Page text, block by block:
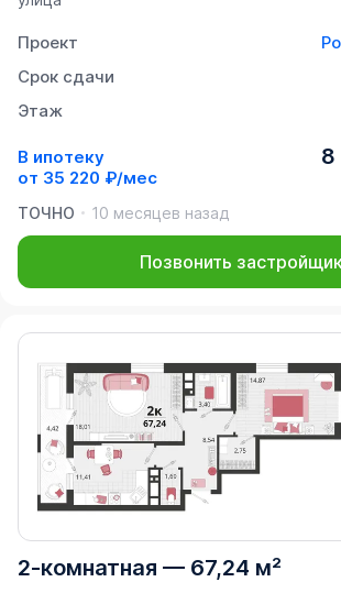
Проект
Срок сдачи
Этаж
В ипотеку
от 35 220 ₽/мес
8
ТОЧНО
10 месяцев назад
Позвонить
2-комнатная — 67,24 м²